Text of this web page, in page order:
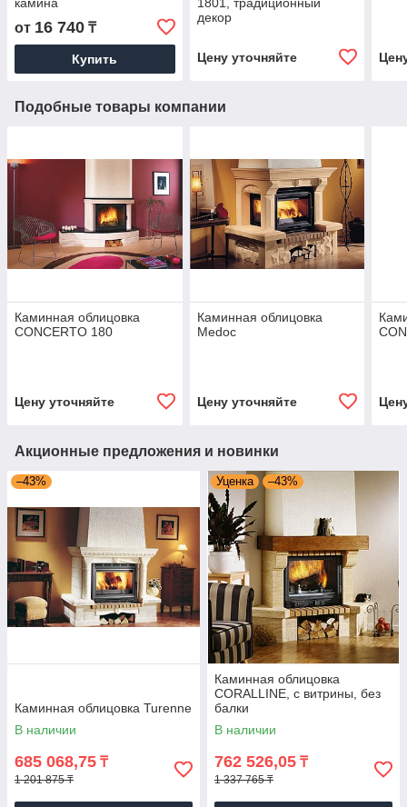
камина
от 16 740 ₸
Купить
1801, традиционный
декор
Цену уточняйте
Подобные товары компании
Каминная облицовка
CONCERTO 180
Цену уточняйте
Каминная облицовка
Medoc
Цену уточняйте
Акционные предложения и новинки
–43%
Каминная облицовка Turenne
В наличии
685 068,75 ₸
1 201 875 ₸
Уценка –43%
Каминная облицовка
CORALLINE, с витрины, без
балки
В наличии
762 526,05 ₸
1 337 765 ₸